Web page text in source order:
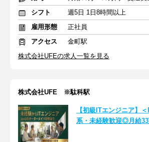
シフト
週5日 1日8時間以上
雇用形態
正社員
アクセス
金町駅
株式会社UFEの求人一覧を見る
株式会社UFE ※駄科駅
【初級ITエンジニア】
系・未経験歓迎◎月給